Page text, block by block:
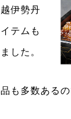
伊勢丹
テムも
した。
も多数ある